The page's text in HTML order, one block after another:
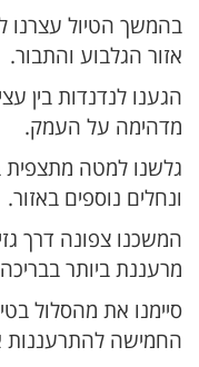
בהמשך הטיול
אזור הגלבוע והתבור.
הגענו לנדנדות בין
מדהימה על העמק.
גלשנו למטה מתצפית
ונחלים נוספים באזור.
המשכנו צפונה דרך
מרעננת ביותר
סיימנו את מהסלול
החמישה להתרעננות